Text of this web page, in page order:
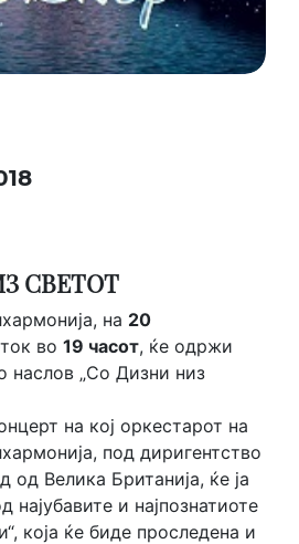
СВЕТОТ
на 20
во 19 часот, ќе одржи
наслов „Со Дизни низ
на кој оркестарот на
под диригентство
од Велика Британија, ќе ја
најубавите и најпознатиоте
која ќе биде проследена и